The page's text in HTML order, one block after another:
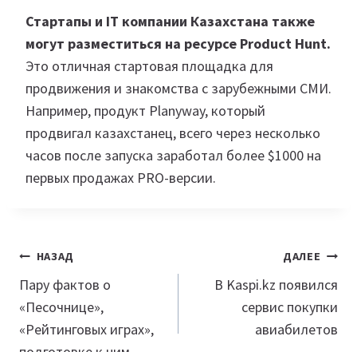
Стартапы и IT компании Казахстана также
могут разместиться на ресурсе Product Hunt.
Это отличная стартовая площадка для
продвижения и знакомства с зарубежными СМИ.
Например, продукт Planyway, который
продвигал казахстанец, всего через несколько
часов после запуска заработал более $1000 на
первых продажах PRO-версии.
Навигация
по
записям
НАЗАД
Пару фактов о
«Песочнице»,
«Рейтинговых играх»,
ДАЛЕЕ
​​ В Kaspi.kz появился
сервис покупки
авиабилетов